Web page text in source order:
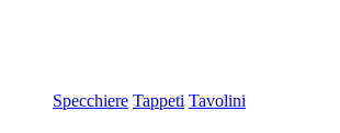
Specchiere Tappeti Tavolini